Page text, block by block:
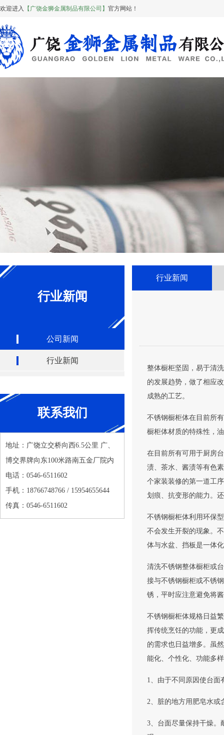
欢迎进入 【广饶金狮金属制品有限公司】 官方网站！
行业新闻
公司新闻
行业新闻
联系我们
地址：广饶立交桥向西6.5公里 广、
博交界牌向东100米路南五金厂院内
电话：0546-6511602
手机：18766748766 / 15954655644
传真：0546-6511602
行业新闻
整体橱柜坚固，易于清
的发展趋势，做了相应
成熟的工艺。
不锈钢橱柜体在目前所
橱柜体材质的特殊性，
在目前所有可用于厨房
渍、茶水、酱渍等有色
个家装装修的第一道工
划痕、抗变形的能力。
不锈钢橱柜体利用环保
不会发生开裂的现象。
体与水盆、挡板是一体
清洗不锈钢整体橱柜或
接与不锈钢橱柜或不锈
锈，平时应注意避免将
不锈钢橱柜体规格日益
挥传统烹饪的功能，更
的需求也日益增多。虽
能化、个性化、功能多
1、由于不同原因使台面
2、脏的地方用肥皂水或
3、台面尽量保持干燥。